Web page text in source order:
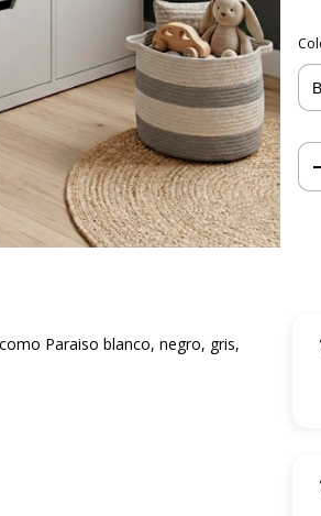
Paraiso blanco, negro, gris,